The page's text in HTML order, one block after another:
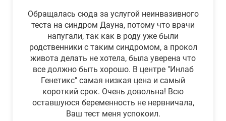
Обращалась сюда за услугой неинвазивного
теста на синдром Дауна, потому что врачи
напугали, так как в роду уже были
родственники с таким синдромом, а прокол
живота делать не хотела, была уверена что
все должно быть хорошо. В центре "Инлаб
Генетикс" самая низкая цена и самый
короткий срок. Очень довольна! Всю
оставшуюся беременность не нервничала,
Ваш тест меня успокоил.